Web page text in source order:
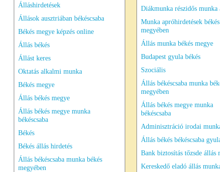
Álláshirdetések
Állások ausztriában békéscsaba
Békés megye képzés online
Állás békés
Állást keres
Oktatás alkalmi munka
Békés megye
Állás békés megye
Állás békés megye munka
békéscsaba
Békés
Békés állás hirdetés
Állás békéscsaba munka békés
megyében
Diákmunka részidős munka
Munka apróhirdetések békés
megyében
Állás munka békés megye
Budapest gyula békés
Szociális
Állás békéscsaba munka
megyében
Állás békés megye munka
békéscsaba
Adminisztráció irodai
Állás békés békéscsaba
Bank biztosítás tőzsde állás
Kereskedő eladó állás